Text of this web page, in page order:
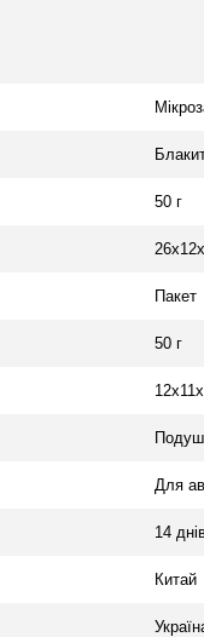
50 г
Пакет
50 г
Для
14
Китай